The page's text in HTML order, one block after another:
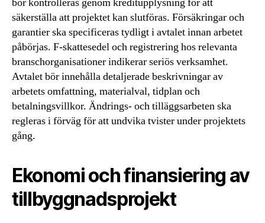
bör kontrolleras genom kreditupplysning för att
säkerställa att projektet kan slutföras. Försäkringar och
garantier ska specificeras tydligt i avtalet innan arbetet
påbörjas. F-skattesedel och registrering hos relevanta
branschorganisationer indikerar seriös verksamhet.
Avtalet bör innehålla detaljerade beskrivningar av
arbetets omfattning, materialval, tidplan och
betalningsvillkor. Ändrings- och tilläggsarbeten ska
regleras i förväg för att undvika tvister under projektets
gång.
Ekonomi och finansiering av
tillbyggnadsprojekt